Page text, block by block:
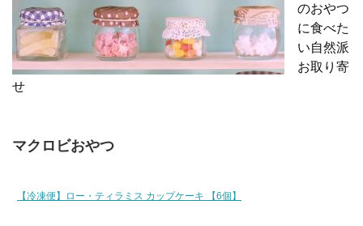
のおやつ
に食べた
い自然派
お取り寄
せ
マクロビおやつ
【冷凍便】ロー・ティラミス カップケーキ 【6個】